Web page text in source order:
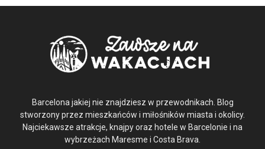
Barcelona jakiej nie znajdziesz w przewodnikach. Blog
stworzony przez mieszkańców i miłośników miasta i okolicy.
Najciekawsze atrakcje, knajpy oraz hotele w Barcelonie i na
wybrzeżach Maresme i Costa Brava.